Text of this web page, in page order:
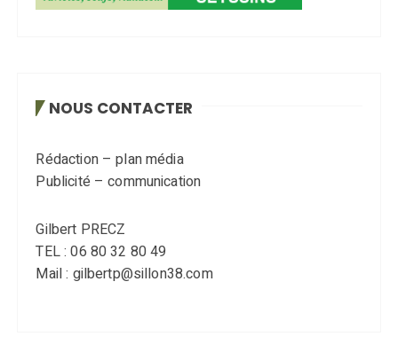
NOUS CONTACTER
Rédaction – plan média
Publicité – communication
Gilbert PRECZ
TEL : 06 80 32 80 49
Mail : gilbertp@sillon38.com